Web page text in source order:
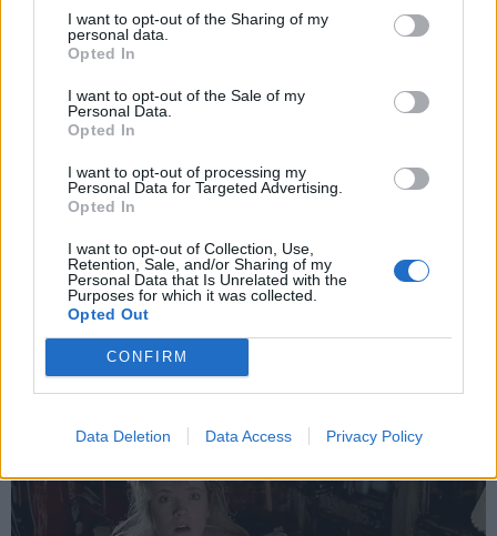
I want to opt-out of the Sharing of my
personal data.
Opted In
I want to opt-out of the Sale of my
Personal Data.
Opted In
I want to opt-out of processing my
Personal Data for Targeted Advertising.
Opted In
I want to opt-out of Collection, Use,
Retention, Sale, and/or Sharing of my
Personal Data that Is Unrelated with the
Purposes for which it was collected.
Opted Out
CONFIRM
Data Deletion Data Access Privacy Policy
ΕΛΛΑΔΑ 15.07.2021 19:08
ΒΑΣΙΛΗΣ ΒΕΝΙΖΕΛΟΣ
Κοροναϊός: Σοκ προκαλεί η διασπορά της
Δέλτα - 402 κρούσματα σε μία
εβδομάδα
Αποδέχομαι τους
και την πολιτική απορρήτου
X